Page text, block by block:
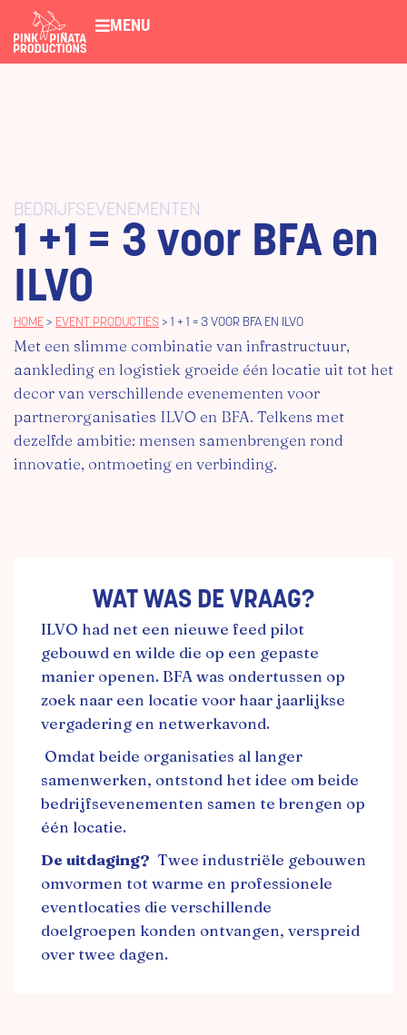
MENU
BEDRIJFSEVENEMENTEN
1 +1 = 3 voor BFA en
ILVO
HOME > EVENT PRODUCTIES > 1 + 1 = 3 VOOR BFA EN ILVO
Met een slimme combinatie van infrastructuur,
aankleding en logistiek groeide één locatie uit tot het
decor van verschillende evenementen voor
partnerorganisaties ILVO en BFA. Telkens met
dezelfde ambitie: mensen samenbrengen rond
innovatie, ontmoeting en verbinding.
WAT WAS DE VRAAG?
ILVO had net een nieuwe feed pilot
gebouwd en wilde die op een gepaste
manier openen. BFA was ondertussen op
zoek naar een locatie voor haar jaarlijkse
vergadering en netwerkavond.
Omdat beide organisaties al langer
samenwerken, ontstond het idee om beide
bedrijfsevenementen samen te brengen op
één locatie.
De uitdaging? Twee industriële gebouwen
omvormen tot warme en professionele
eventlocaties die verschillende
doelgroepen konden ontvangen, verspreid
over twee dagen.